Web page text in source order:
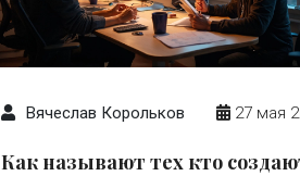
Вячеслав Корольков 27 мая
Как называют тех кто